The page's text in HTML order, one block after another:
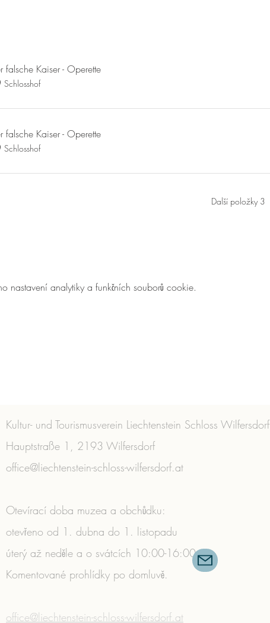
falsche Kaiser - Operette
Schlosshof
falsche Kaiser - Operette
Schlosshof
Další položky 3
analytiky a funkčních souborů cookie.
Kultur- und Tourismusverein Liechtenstein Schloss Wilfersdorf
Hauptstraße 1, 2193 Wilfersdorf
office@liechtenstein-schloss-wilfersdorf.at
Otevírací doba muzea a obchůdku:
otevřeno od 1. dubna do 1. listopadu
úterý až neděle a o svátcích 10:00-16:00
Komentované prohlídky po domluvě.
office@liechtenstein-schloss-wilfersdorf.at